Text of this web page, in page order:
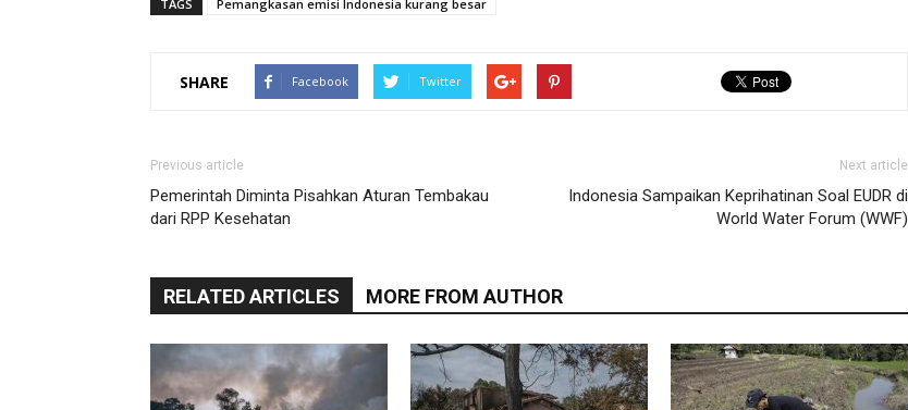
TAGS Pemangkasan emisi Indonesia kurang besar
SHARE Facebook Twitter
Previous article
Pemerintah Diminta Pisahkan Aturan Tembakau
dari RPP Kesehatan
Next article
Indonesia Sampaikan Keprihatinan Soal EUDR di
World Water Forum (WWF)
RELATED ARTICLES MORE FROM AUTHOR